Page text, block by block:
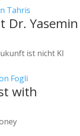
Dr. Yasemin
ist nicht KI
with